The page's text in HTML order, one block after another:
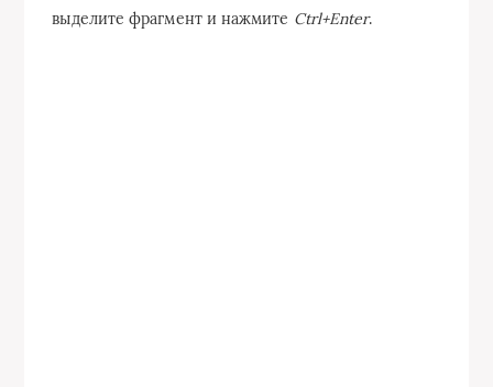
выделите фрагмент и нажмите Ctrl+Enter.